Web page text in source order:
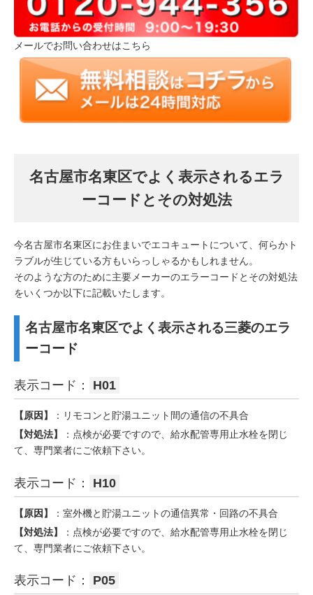
メールでお問い合わせはこちら
名古屋市名東区でよく表示されるエラ
ーコードとその対処法
今名古屋市名東区にお住まいでエコキュートについて、何らかト
ラブルが生じている方もいらっしゃるかもしれません。
そのような方のために主要メーカーのエラーコードとその対処法
をいくつか以下に記載いたします。
名古屋市名東区でよく表示される三菱のエラ
ーコード
表示コード： H01
【原因】
：リモコンと貯湯ユニット間の通信の不具合
【対処法】
：点検が必要ですので、給水配管専用止水栓を閉じ
て、専門業者にご依頼下さい。
表示コード： H10
【原因】
：室外機と貯湯ユニットの通信異常・回路の不具合
【対処法】
：点検が必要ですので、給水配管専用止水栓を閉じ
て、専門業者にご依頼下さい。
表示コード： P05